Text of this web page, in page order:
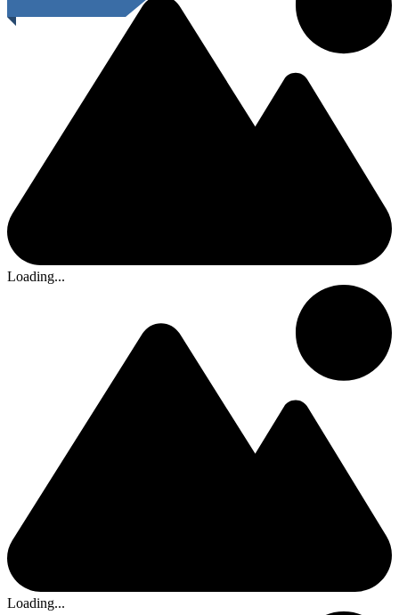
Loading...
Loading...